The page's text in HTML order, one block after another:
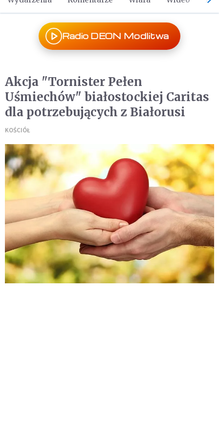
Radio DEON Modlitwa
Akcja "Tornister Pełen
Uśmiechów" białostockiej Caritas
dla potrzebujących z Białorusi
KOŚCIÓŁ